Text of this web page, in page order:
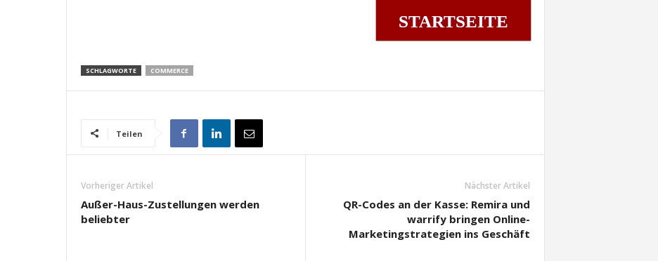
STARTSEITE
SCHLAGWORTE COMMERCE
Teilen
Vorheriger Artikel
Außer-Haus-Zustellungen werden
beliebter
Nächster Artikel
QR-Codes an der Kasse: Remira und
warrify bringen Online-
Marketingstrategien ins Geschäft